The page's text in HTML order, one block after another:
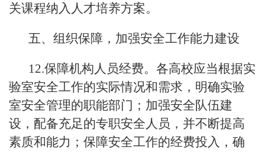
关课程纳入人才培养方案。
五、组织保障，加强安全工作能力建设
12.保障机构人员经费。各高校应当根据实
验室安全工作的实际情况和需求，明确实验
室安全管理的职能部门；加强安全队伍建
设，配备充足的专职安全人员，并不断提高
素质和能力；保障安全工作的经费投入，确